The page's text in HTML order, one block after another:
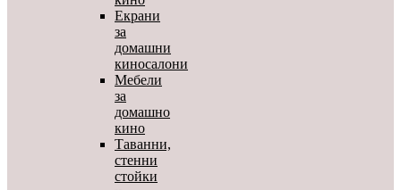
Екрани
за
домашни
киносалони
Мебели
за
домашно
кино
Таванни,
стенни
стойки